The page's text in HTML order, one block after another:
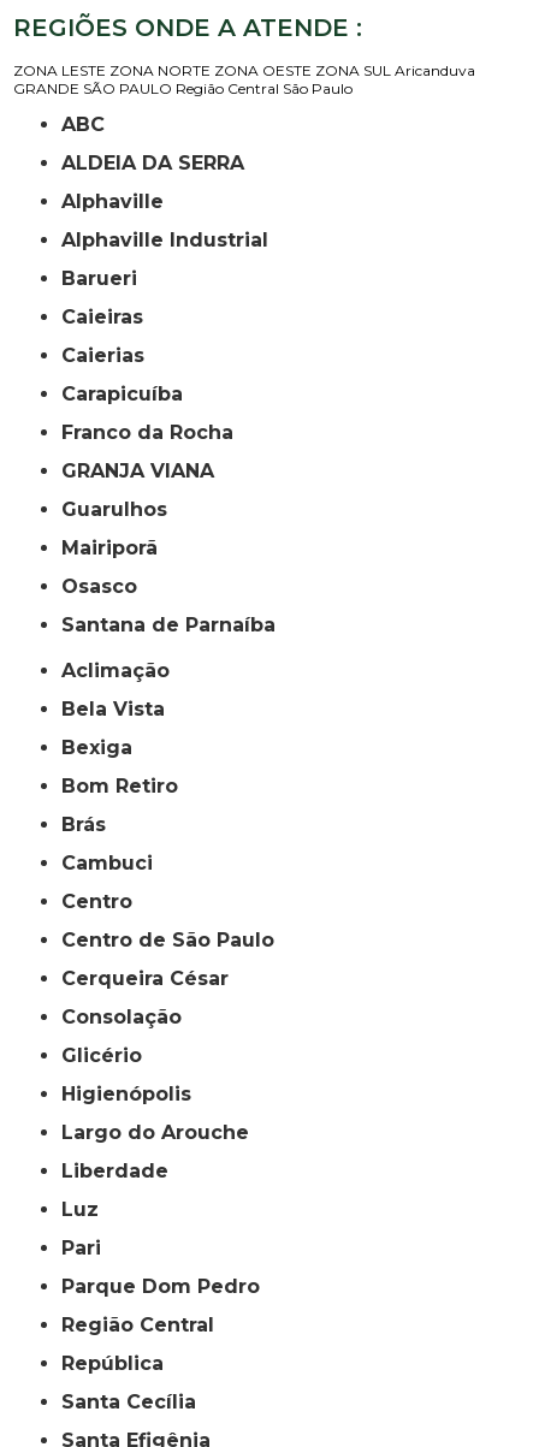
REGIÕES ONDE A ATENDE :
ZONA LESTE ZONA NORTE ZONA OESTE ZONA SUL Aricanduva
GRANDE SÃO PAULO Região Central São Paulo
ABC
ALDEIA DA SERRA
Alphaville
Alphaville Industrial
Barueri
Caieiras
Caierias
Carapicuíba
Franco da Rocha
GRANJA VIANA
Guarulhos
Mairiporã
Osasco
Santana de Parnaíba
Aclimação
Bela Vista
Bexiga
Bom Retiro
Brás
Cambuci
Centro
Centro de São Paulo
Cerqueira César
Consolação
Glicério
Higienópolis
Largo do Arouche
Liberdade
Luz
Pari
Parque Dom Pedro
Região Central
República
Santa Cecília
Santa Efigênia